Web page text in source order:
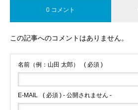
0 コメント
この記事へのコメントはありません。
名前（例：山田 太郎） ( 必須 )
E-MAIL ( 必須 ) - 公開されません -